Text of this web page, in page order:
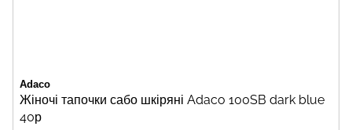
Adaco
Жіночі тапочки сабо шкіряні Adaco 100SB dark blue
40р